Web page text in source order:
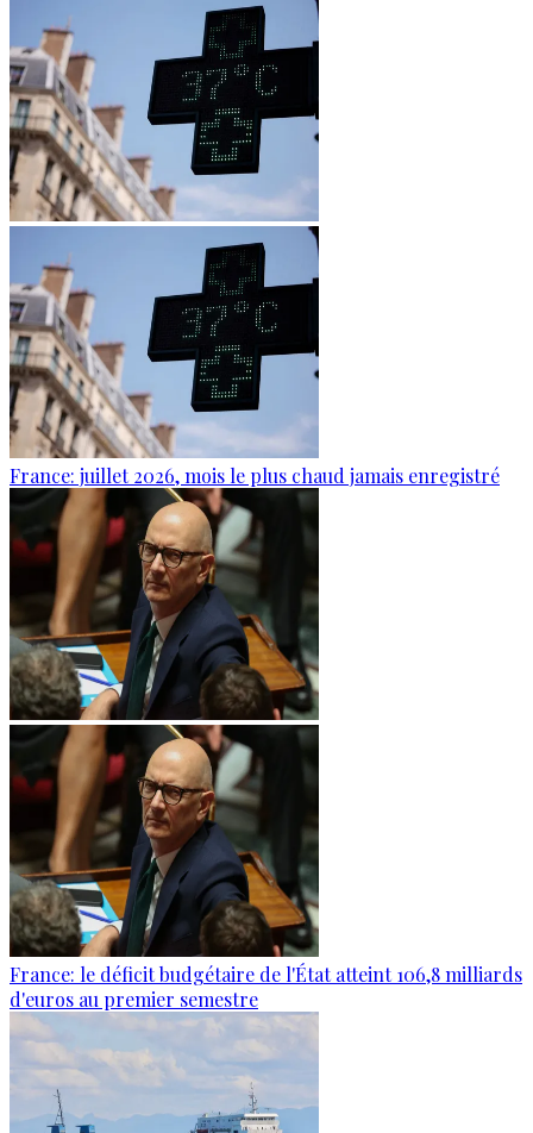
France: juillet 2026, mois le plus chaud jamais enregistré
France: le déficit budgétaire de l'État atteint 106,8 milliards
d'euros au premier semestre